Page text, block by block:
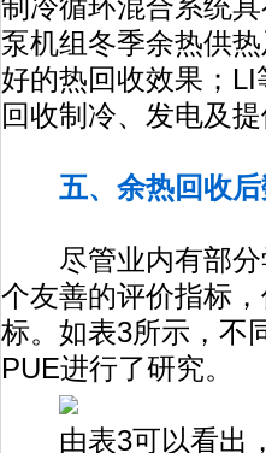
制冷循环混合系统
泵机组冬季余热供
好的热回收效果；
回收制冷、发电及
五、余热回收
尽管业内有部分
个友善的评价指标
标。如表3所示，不
PUE进行了研究。
由表3可以看出，